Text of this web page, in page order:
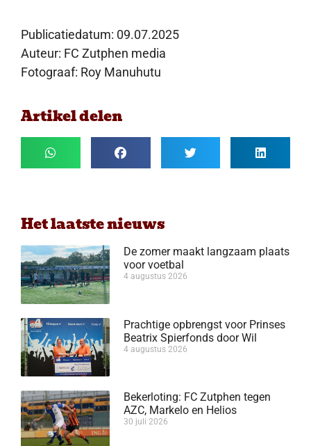
Publicatiedatum: 09.07.2025
Auteur: FC Zutphen media
Fotograaf: Roy Manuhutu
Artikel delen
Het laatste nieuws
De zomer maakt langzaam plaats
voor voetbal
4 augustus 2026
Prachtige opbrengst voor Prinses
Beatrix Spierfonds door Wil
4 augustus 2026
Bekerloting: FC Zutphen tegen
AZC, Markelo en Helios
30 juli 2026